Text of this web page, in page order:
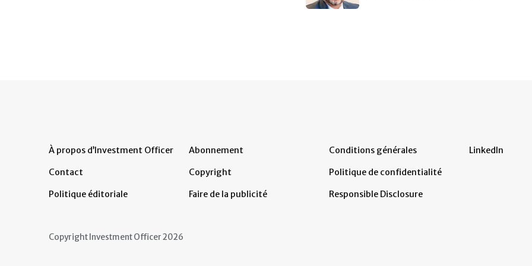
À propos d’Investment Officer
Contact
Politique éditoriale
Abonnement
Copyright
Faire de la publicité
Conditions générales
Politique de confidentialité
Responsible Disclosure
LinkedIn
Copyright Investment Officer 2026